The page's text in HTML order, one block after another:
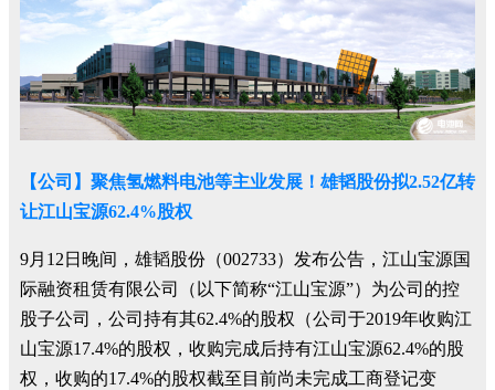
【公司】聚焦氢燃料电池等主业发展！雄韬股份拟2.52亿转
让江山宝源62.4%股权
9月12日晚间，雄韬股份（002733）发布公告，江山宝源国
际融资租赁有限公司（以下简称“江山宝源”）为公司的控
股子公司，公司持有其62.4%的股权（公司于2019年收购江
山宝源17.4%的股权，收购完成后持有江山宝源62.4%的股
权，收购的17.4%的股权截至目前尚未完成工商登记变